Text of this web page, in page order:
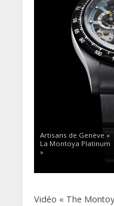
Artisans de Genève «
La Montoya Platinum
»
Vidéo « The